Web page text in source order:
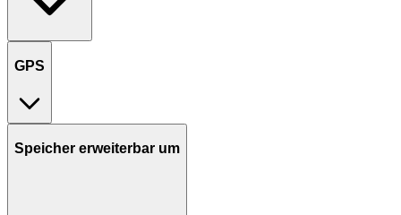
GPS
Speicher erweiterbar um